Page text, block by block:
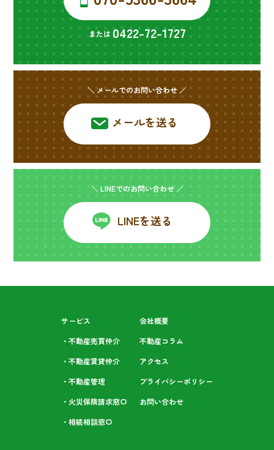
または 0422-72-1727
＼ メールでのお問い合わせ ／
メールを送る
＼ LINEでのお問い合わせ ／
LINEを送る
サービス
・不動産売買仲介
・不動産賃貸仲介
・不動産管理
・火災保険請求窓口
・相続相談⁩窓口
会社概要
不動産コラム
アクセス
プライバシーポリシー
お問い合わせ